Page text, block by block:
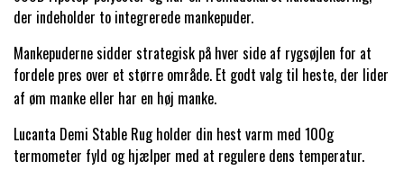
BØRN & JUNIOR
STALD & FOLD
SKO & SMEDEVÆRKTØJ
VOGNE & TILBEHØR
TRAV KUSK
PONYTRAV
PREMIER EQUINE INSEKTBESKYTTELSE
PREMIER EQUINE MAGNET & INFRARØD
TERAPI
DELTACAST
EMIN
FENWICK LIQUID TITANIUM®
der indeholder to integrerede mankepuder.
Mankepuderne sidder strategisk på hver side af rygsøjlen for at
fordele pres over et større område. Et godt valg til heste, der lider
af øm manke eller har en høj manke.
Lucanta Demi Stable Rug holder din hest varm med 100g
termometer fyld og hjælper med at regulere dens temperatur.